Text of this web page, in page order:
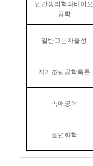
인간생리학과바이오
공학
일반고분자물성
자기조립공학특론
촉매공학
표면화학